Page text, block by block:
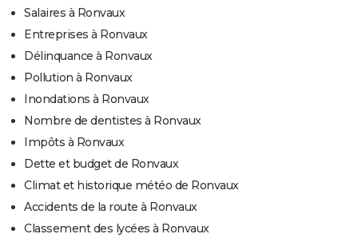
Salaires à Ronvaux
Entreprises à Ronvaux
Délinquance à Ronvaux
Pollution à Ronvaux
Inondations à Ronvaux
Nombre de dentistes à Ronvaux
Impôts à Ronvaux
Dette et budget de Ronvaux
Climat et historique météo de Ronvaux
Accidents de la route à Ronvaux
Classement des lycées à Ronvaux